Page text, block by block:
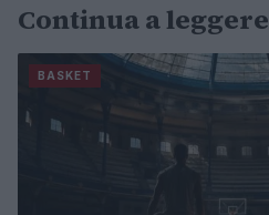
Continua a leggere
BASKET